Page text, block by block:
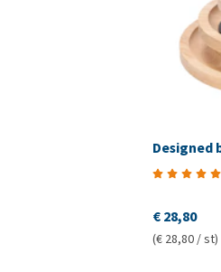
Designed
€ 28,80
(€ 28,80 / st)